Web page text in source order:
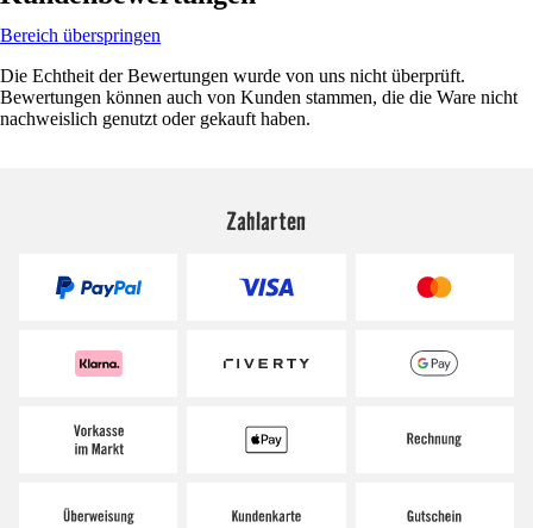
Bereich überspringen
Die Echtheit der Bewertungen wurde von uns nicht überprüft.
Bewertungen können auch von Kunden stammen, die die Ware nicht
nachweislich genutzt oder gekauft haben.
Zahlarten